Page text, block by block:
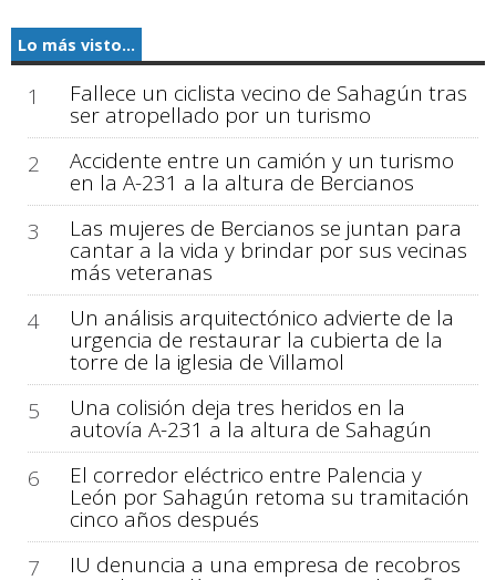
Lo más visto...
1 Fallece un ciclista vecino de Sahagún tras
ser atropellado por un turismo
2
Accidente entre un camión y un turismo
en la A-231 a la altura de Bercianos
3
Las mujeres de Bercianos se juntan para
cantar a la vida y brindar por sus vecinas
más veteranas
4
Un análisis arquitectónico advierte de la
urgencia de restaurar la cubierta de la
torre de la iglesia de Villamol
5
Una colisión deja tres heridos en la
autovía A-231 a la altura de Sahagún
6
El corredor eléctrico entre Palencia y
León por Sahagún retoma su tramitación
cinco años después
7
IU denuncia a una empresa de recobros